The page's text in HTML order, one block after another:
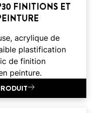
FINITIONS ET
acrylique de
plastification
de finition
peinture.